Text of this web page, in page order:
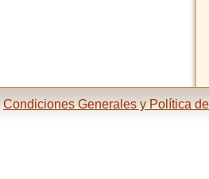
Condiciones Generales y Política